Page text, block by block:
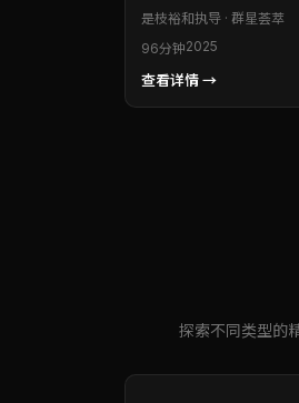
墨菲等联袂出演。本片为
型作品。类型元素与作者
与思考性取得微妙平衡。
与情绪张力的影迷。
是枝裕和执导 · 群星荟萃
96分钟2025
查看详情 →
探索不同类型的